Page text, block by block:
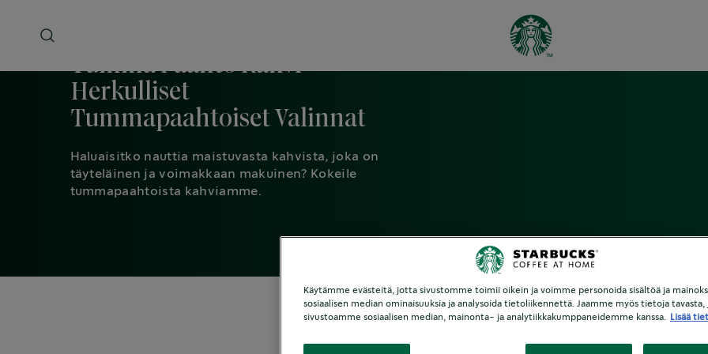
Tumma Paahto Kahvi -
Herkulliset
Tummapaahtoiset Valinnat
Haluaisitko nauttia maistuvasta kahvista, joka on
täyteläinen ja voimakkaan makuinen? Kokeile
tummapaahtoista kahviamme.
Käytämme evästeitä, jotta sivustomme toimii oikein ja voimme personoida sisältöä ja
sosiaalisen median ominaisuuksia ja analysoida tietoliikennettä. Jaamme myös tietoja tavasta,
sivustoamme sosiaalisen median, mainonta- ja analytiikkakumppaneidemme kanssa.
Lisää